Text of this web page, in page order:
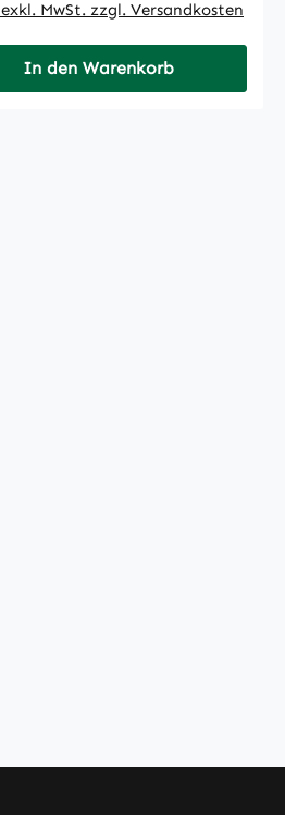
MwSt. zzgl. Versandkosten
In den Warenkorb